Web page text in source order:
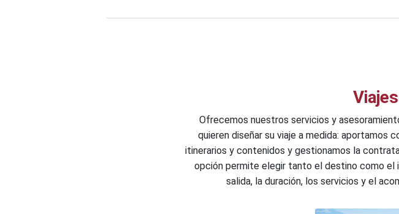
Ofrecemos nuestros servicios y
quieren diseñar su viaje a medida: aportamos
itinerarios y contenidos y gestionamos la
opción permite elegir tanto el destino como el
salida, la duración, los servicios y el